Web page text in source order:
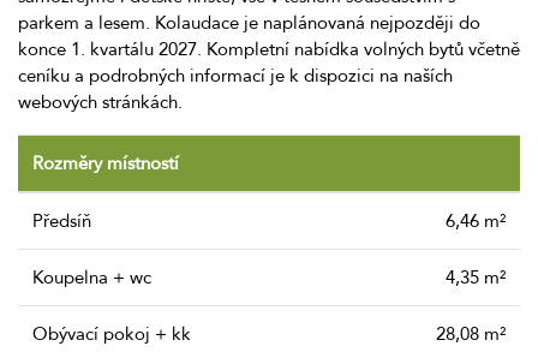
parkem a lesem. Kolaudace je naplánovaná nejpozději do
konce 1. kvartálu 2027. Kompletní nabídka volných bytů včetně
ceníku a podrobných informací je k dispozici na naších
webových stránkách.
Rozměry místností
Předsíň 6,46 m²
Koupelna + wc 4,35 m²
Obývací pokoj + kk 28,08 m²